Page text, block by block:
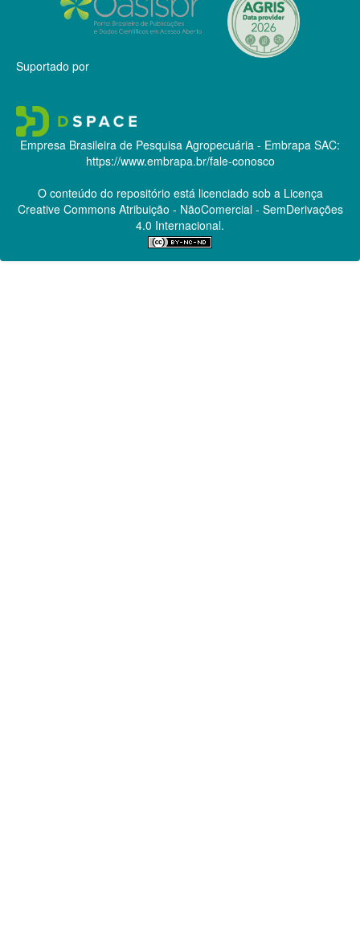
Suportado por
Empresa Brasileira de Pesquisa Agropecuária - Embrapa SAC:
https://www.embrapa.br/fale-conosco
O conteúdo do repositório está licenciado sob a Licença
Creative CommonsAtribuição - NãoComercial - SemDerivações
4.0 Internacional.